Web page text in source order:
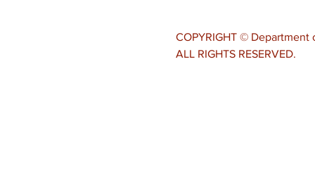
COPYRIGHT ©
ALL RIGHTS RESERVED.